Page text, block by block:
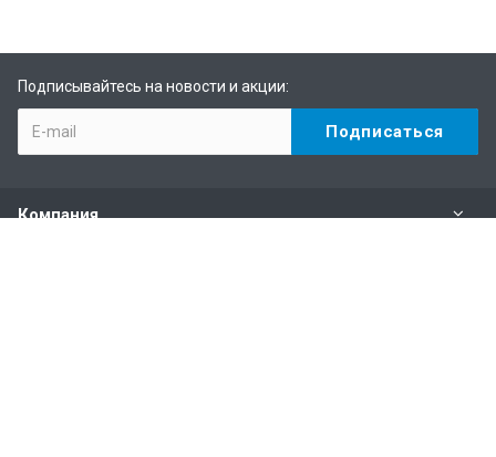
Подписывайтесь на новости и акции:
Компания